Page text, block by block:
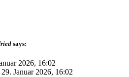
says:
2026, 16:02
29. Januar 2026, 16:02